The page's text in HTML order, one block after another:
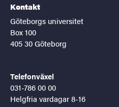
Kontakt
Göteborgs universitet
Box 100
405 30 Göteborg
Telefonväxel
031-786 00 00
Helgfria vardagar 8-16